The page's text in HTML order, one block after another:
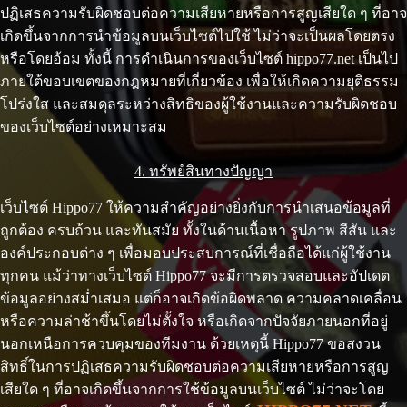
ปฏิเสธความรับผิดชอบต่อความเสียหายหรือการสูญเสียใด ๆ ที่อาจ
เกิดขึ้นจากการนำข้อมูลบนเว็บไซต์ไปใช้ ไม่ว่าจะเป็นผลโดยตรง
หรือโดยอ้อม ทั้งนี้ การดำเนินการของเว็บไซต์ hippo77.net เป็นไป
ภายใต้ขอบเขตของกฎหมายที่เกี่ยวข้อง เพื่อให้เกิดความยุติธรรม
โปร่งใส และสมดุลระหว่างสิทธิของผู้ใช้งานและความรับผิดชอบ
ของเว็บไซต์อย่างเหมาะสม
4. ทรัพย์สินทางปัญญา
เว็บไซต์ Hippo77 ให้ความสำคัญอย่างยิ่งกับการนำเสนอข้อมูลที่
ถูกต้อง ครบถ้วน และทันสมัย ทั้งในด้านเนื้อหา รูปภาพ สีสัน และ
องค์ประกอบต่าง ๆ เพื่อมอบประสบการณ์ที่เชื่อถือได้แก่ผู้ใช้งาน
ทุกคน แม้ว่าทางเว็บไซต์ Hippo77 จะมีการตรวจสอบและอัปเดต
ข้อมูลอย่างสม่ำเสมอ แต่ก็อาจเกิดข้อผิดพลาด ความคลาดเคลื่อน
หรือความล่าช้าขึ้นโดยไม่ตั้งใจ หรือเกิดจากปัจจัยภายนอกที่อยู่
นอกเหนือการควบคุมของทีมงาน ด้วยเหตุนี้ Hippo77 ขอสงวน
สิทธิ์ในการปฏิเสธความรับผิดชอบต่อความเสียหายหรือการสูญ
เสียใด ๆ ที่อาจเกิดขึ้นจากการใช้ข้อมูลบนเว็บไซต์ ไม่ว่าจะโดย